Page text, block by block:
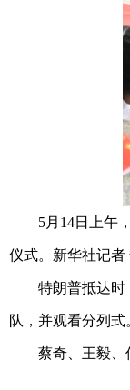
5月14日上午，
仪式。新华社记者
特朗普抵达时，
队，并观看分列式
蔡奇、王毅、